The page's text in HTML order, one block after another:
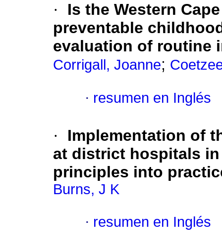
·
Is the Western
preventable
evaluation of routine
Corrigall, Joanne;
· resumen en Inglés
·
Implementation of
at district hospitals
principles into
Burns, J K
· resumen en Inglés